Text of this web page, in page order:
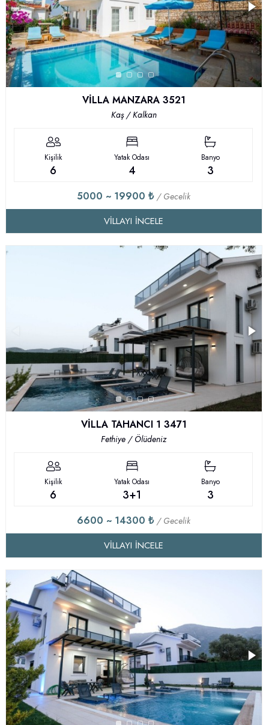
VİLLA MANZARA 3521
Kaş / Kalkan
Kişilik
6
Yatak Odası
4
Banyo
3
5000 ~ 19900 ₺ / Gecelik
VILLAYI İNCELE
VİLLA TAHANCI 1 3471
Fethiye / Ölüdeniz
Kişilik
6
Yatak Odası
3+1
Banyo
3
6600 ~ 14300 ₺ / Gecelik
VILLAYI İNCELE